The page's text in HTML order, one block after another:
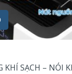
KHÍ SẠCH – NÓI